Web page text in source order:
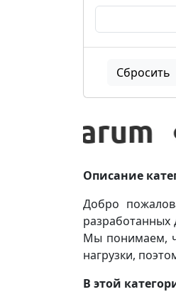
Сбросить
Описание
Добро
разработанных
Мы понимаем,
нагрузки,
В этой